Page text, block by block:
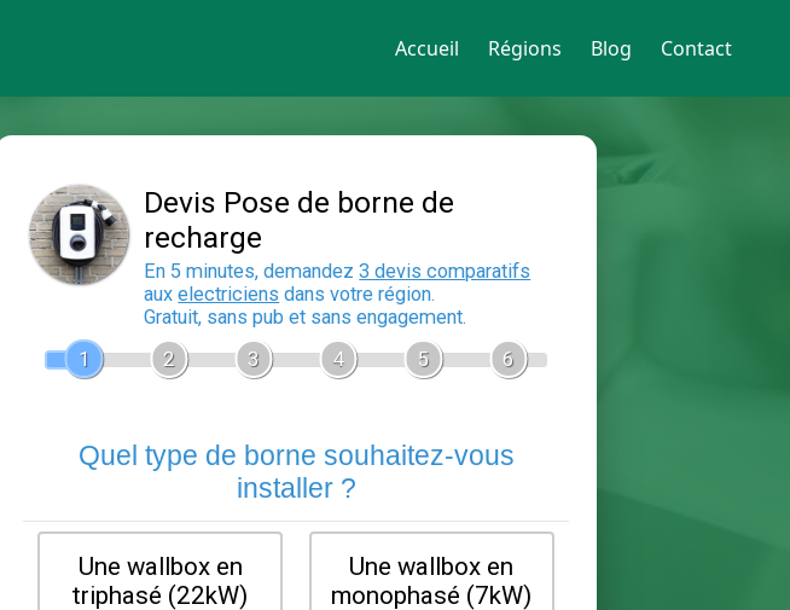
Accueil Régions Blog Contact
recharge
En 5 minutes, demandez
auxelectriciensdans votre région.
Gratuit, sans pub et sans engagement.
Quel type de borne souhaitez-
installer ?